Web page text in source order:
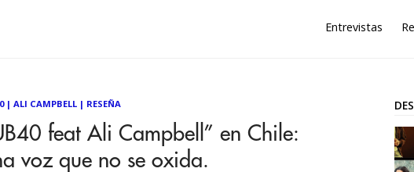
Entrevistas
| ALI CAMPBELL| RESEÑA
feat Ali Campbell” en Chile:
voz que no se oxida.